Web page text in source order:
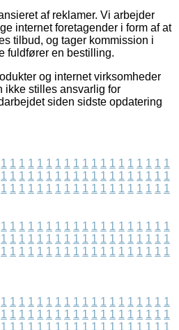
af reklamer. Vi arbejder
internet foretagender i form af at
tilbud, og tager kommission i
fuldfører en bestilling.
og internet virksomheder
ikke stilles ansvarlig for
siden sidste opdatering
1 1 1 1 1 1 1 1 1 1 1 1 1 1 1 1 1 1 1
1 1 1 1 1 1 1 1 1 1 1 1 1 1 1 1 1 1 1
1 1 1 1 1 1 1 1 1 1 1 1 1 1 1 1 1 1 1
1 1 1 1 1 1 1 1 1 1 1 1 1 1 1 1 1 1 1
1 1 1 1 1 1 1 1 1 1 1 1 1 1 1 1 1 1 1
1 1 1 1 1 1 1 1 1 1 1 1 1 1 1 1 1 1 1
1 1 1 1 1 1 1 1 1 1 1 1 1 1 1 1 1 1 1
1 1 1 1 1 1 1 1 1 1 1 1 1 1 1 1 1 1 1
1 1 1 1 1 1 1 1 1 1 1 1 1 1 1 1 1 1 1